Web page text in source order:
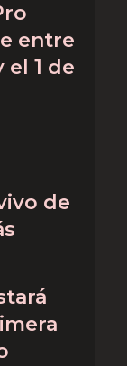
entre
1 de
de